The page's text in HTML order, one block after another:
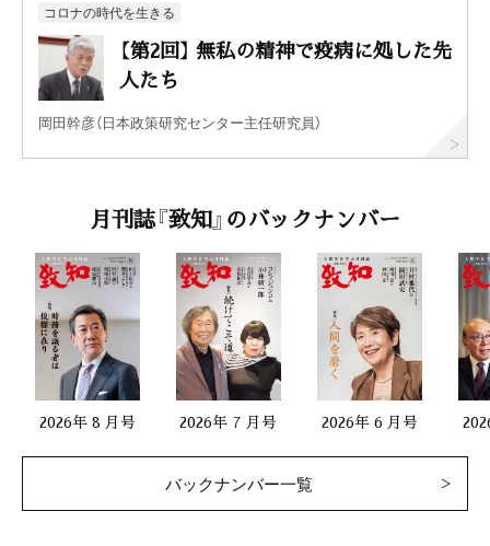
コロナの時代を生きる
【第2回】 無私の精神で疫病に処した先
人たち
岡田幹彦（日本政策研究センター主任研究員）
月刊誌『致知』のバックナンバー
2026年 8 月号 2026年 7 月号 2026年 6 月号
バックナンバー一覧